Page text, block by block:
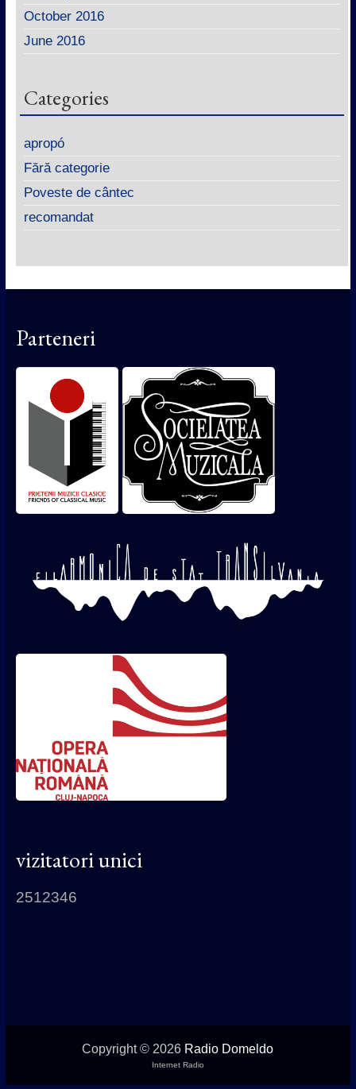
October 2016
June 2016
Categories
apropó
Fără categorie
Poveste de cântec
recomandat
Parteneri
vizitatori unici
2512346
Copyright © 2026 Radio Domeldo
Internet Radio